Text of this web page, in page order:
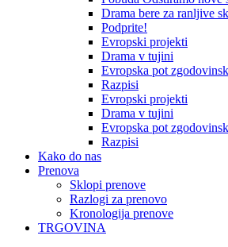
Drama bere za ranljive
Podprite!
Evropski projekti
Drama v tujini
Evropska pot
Razpisi
Evropski projekti
Drama v tujini
Evropska pot
Razpisi
Kako do nas
Prenova
Sklopi prenove
Razlogi za prenovo
Kronologija prenove
TRGOVINA